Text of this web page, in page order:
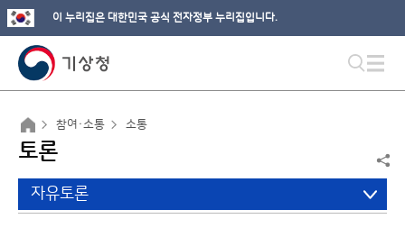
이 누리집은 대한민국 공식 전자정부 누리집입니다.
참여·소통 소통
토론
자유토론